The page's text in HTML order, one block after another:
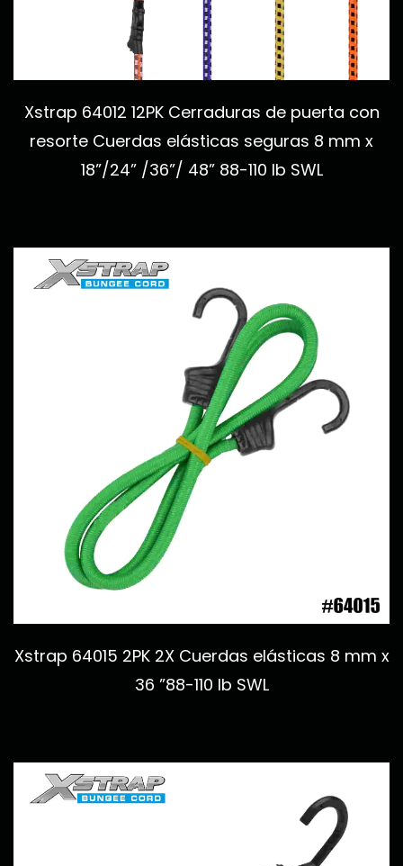
Xstrap 64012 12PK Cerraduras de puerta con
resorte Cuerdas elásticas seguras 8 mm x
18”/24” /36”/ 48” 88-110 lb SWL
Xstrap 64015 2PK 2X Cuerdas elásticas 8 mm x
36 ”88-110 lb SWL